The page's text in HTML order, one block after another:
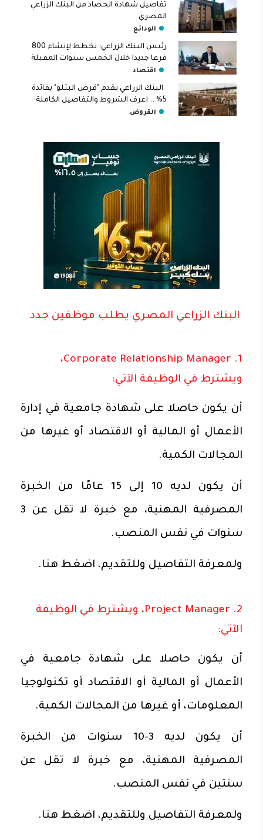
تفاصيل شهادة الحصاد من البنك الزراعي
المصري
الودائع
رئيس البنك الزراعي: نخطط لإنشاء 800
فرعا جديدا خلال الخمس سنوات المقبلة
اقتصاد
البنك الزراعي يقدم "قرض البتلو" بفائدة
5% .. اعرف الشروط والتفاصيل الكاملة
القروض
البنك الزراعي المصري يطلب موظفين جدد
1. Corporate Relationship Manager،
ويشترط في الوظيفة الآتي:
أن يكون حاصلا على شهادة جامعية في إدارة
الأعمال أو المالية أو الاقتصاد أو غيرها من
المجالات الكمية.
أن يكون لديه 10 إلى 15 عامًا من الخبرة
المصرفية المهنية، مع خبرة لا تقل عن 3
سنوات في نفس المنصب.
ولمعرفة التفاصيل وللتقديم، اضغط هنا .
2. Project Manager، ويشترط في الوظيفة
الآتي:
أن يكون حاصلا على شهادة جامعية في
الأعمال أو المالية أو الاقتصاد أو تكنولوجيا
المعلومات، أو غيرها من المجالات الكمية.
أن يكون لديه 3-10 سنوات من الخبرة
المصرفية المهنية، مع خبرة لا تقل عن
سنتين في نفس المنصب.
ولمعرفة التفاصيل وللتقديم، اضغط هنا .